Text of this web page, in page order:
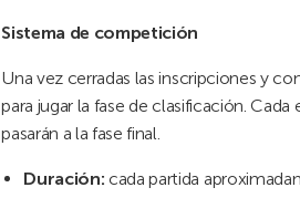
Sistema de competición
Una vez cerradas las inscripciones y
para jugar la fase de clasificación.
pasarán a la fase final.
Duración: cada partida